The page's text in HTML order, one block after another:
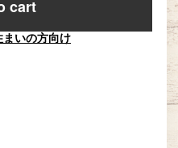
cart
いの方向け